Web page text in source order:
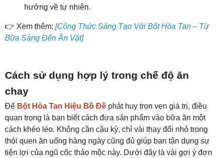
hướng về tự nhiên.
👉 Xem thêm: [Công Thức Sáng Tạo Với Bột Hòa Tan – Từ
Bữa Sáng Đến Ăn Vặt]
Cách sử dụng hợp lý trong chế độ ăn
chay
Để Bột Hòa Tan Hiệu Bồ Đề phát huy trọn vẹn giá trị, điều
quan trọng là bạn biết cách đưa sản phẩm vào bữa ăn một
cách khéo léo. Không cần cầu kỳ, chỉ vài thay đổi nhỏ trong
thói quen ăn uống hàng ngày cũng đủ giúp bạn tận dụng sự
tiện lợi của ngũ cốc thảo mộc này. Dưới đây là vài gợi ý đơn